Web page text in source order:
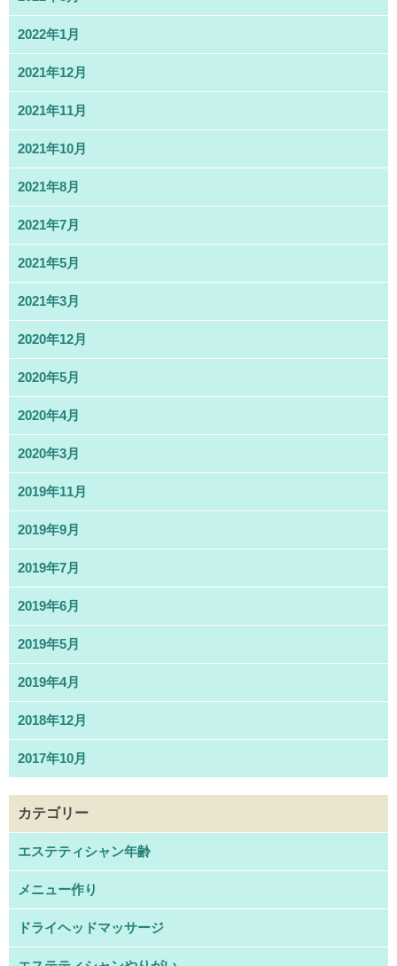
2022年1月
2021年12月
2021年11月
2021年10月
2021年8月
2021年7月
2021年5月
2021年3月
2020年12月
2020年5月
2020年4月
2020年3月
2019年11月
2019年9月
2019年7月
2019年6月
2019年5月
2019年4月
2018年12月
2017年10月
カテゴリー
エステティシャン年齢
メニュー作り
ドライヘッドマッサージ